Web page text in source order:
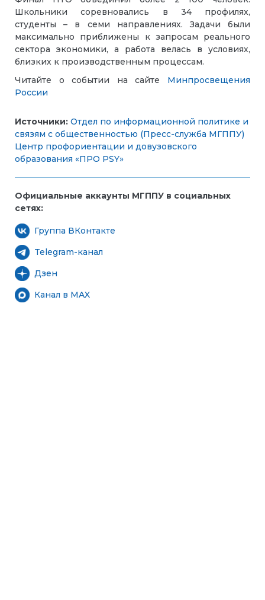
Школьники соревновались в 34 профилях,
студенты – в семи направлениях. Задачи были
максимально приближены к запросам реального
сектора экономики, а работа велась в условиях,
близких к производственным процессам.
Читайте о событии на сайте Минпросвещения
России
Источники: Отдел по информационной политике и
связям с общественностью (Пресс-служба МГППУ)
Центр профориентации и довузовского
образования «ПРО PSY»
Официальные аккаунты МГППУ в социальных
сетях:
Группа ВКонтакте
Telegram-канал
Дзен
Канал в MAX